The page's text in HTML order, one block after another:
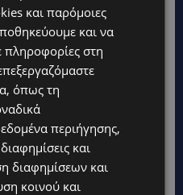
και παρόμοιες
και να
στη
όπως τη
περιήγησης,
και
διαφημίσεων και
κοινού και